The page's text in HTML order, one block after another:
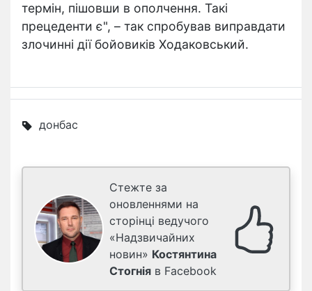
термін, пішовши в ополчення. Такі
прецеденти є", – так спробував виправдати
злочинні дії бойовиків Ходаковський.
донбас
Стежте за
оновленнями на
сторінці ведучого
«Надзвичайних
новин» Костянтина
Стогнія в Facebook